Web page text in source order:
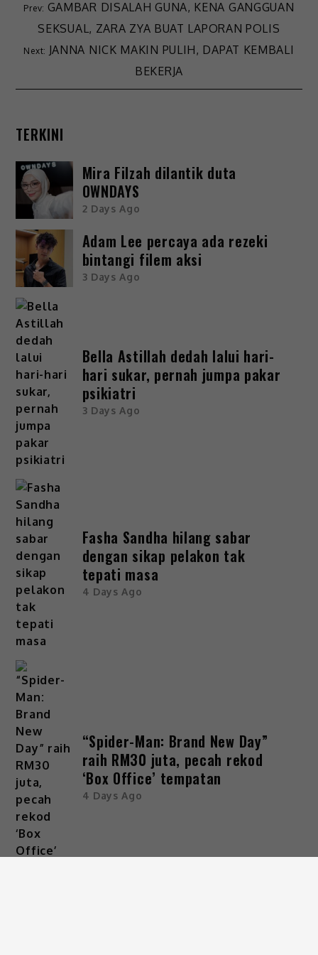
GAMBAR DISALAH GUNA, KENA GANGGUAN
SEKSUAL, ZARA ZYA BUAT LAPORAN POLIS
JANNA NICK MAKIN PULIH, DAPAT KEMBALI
BEKERJA
TERKINI
Mira Filzah dilantik duta
OWNDAYS
2 Days Ago
Adam Lee percaya ada rezeki
bintangi filem aksi
3 Days Ago
Bella Astillah dedah lalui hari-
hari sukar, pernah jumpa pakar
psikiatri
3 Days Ago
Fasha Sandha hilang sabar
dengan sikap pelakon tak
tepati masa
4 Days Ago
“Spider-Man: Brand New Day”
raih RM30 juta, pecah rekod
‘Box Office’ tempatan
4 Days Ago